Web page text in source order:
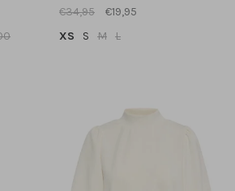
€34,95
€19,95
XS
S M L